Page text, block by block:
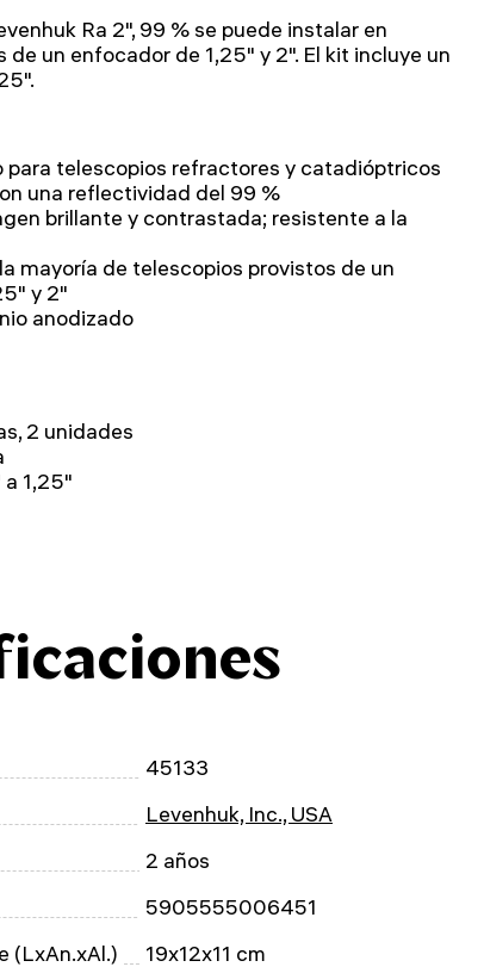
Ra 2", 99 % se puede instalar en
un enfocador de 1,25" y 2". El kit incluye un
para telescopios refractores y catadióptricos
una reflectividad del 99 %
brillante y contrastada; resistente a la
mayoría de telescopios provistos de un
y 2"
anodizado
2 unidades
1,25"
45133
Levenhuk, Inc., USA
2 años
5905555006451
(LxAn.xAl.)
19x12x11 cm